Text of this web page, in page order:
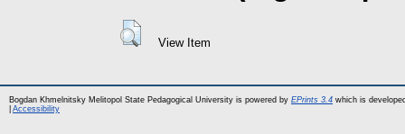
View Item
Bogdan Khmelnitsky Melitopol State Pedagogical University is powered by EPrints 3.4 which is
Accessibility